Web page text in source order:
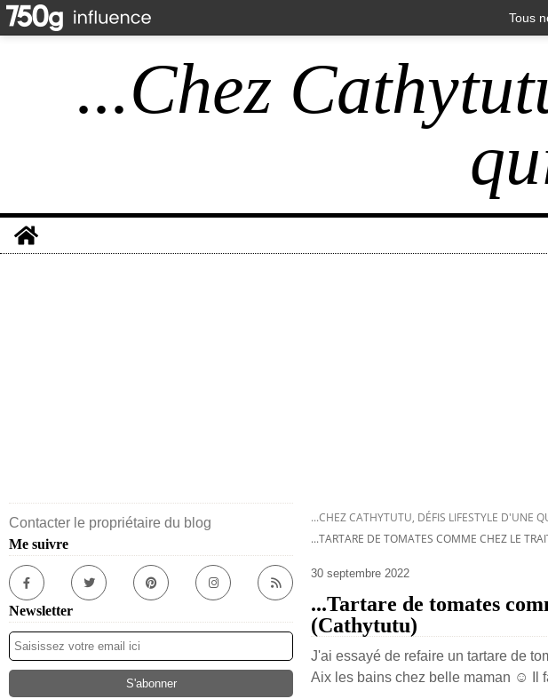
Tous
...Chez
Home
Contacter le propriétaire du blog
Me suivre
Newsletter
...CHEZ CATHYTUTU, DÉFIS LIFESTYLE D'UNE
...TARTARE DE TOMATES COMME CHEZ LE
30 septembre 2022
...Tartare de tomates
(Cathytutu)
J'ai essayé de refaire un tartare de
Aix les bains chez belle maman ☺️ Il